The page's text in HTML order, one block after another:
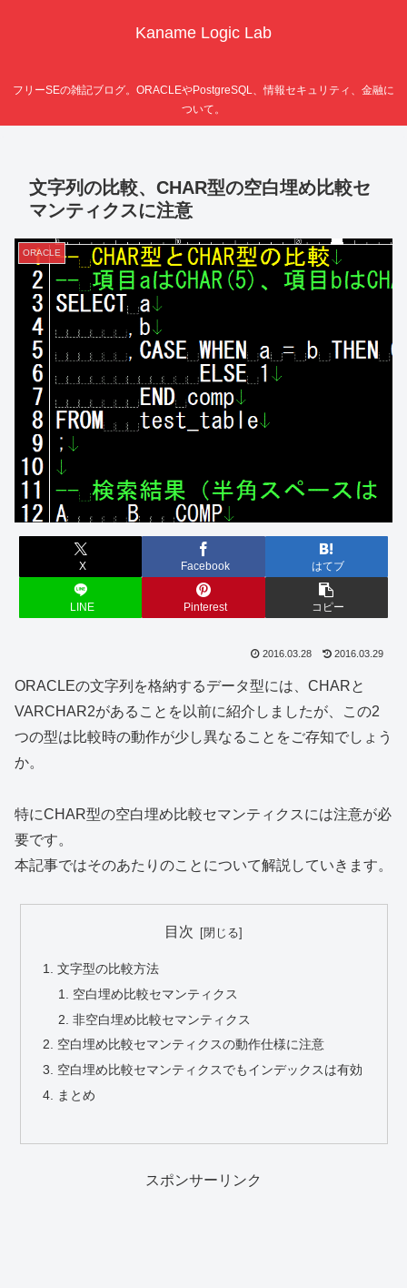
Kaname Logic Lab
フリーSEの雑記ブログ。ORACLEやPostgreSQL、情報セキュリティ、金融に
ついて。
文字列の比較、CHAR型の空白埋め比較セ
マンティクスに注意
ORACLE
X Facebook はてブ
LINE Pinterest コピー
2016.03.28 2016.03.29
ORACLEの文字列を格納するデータ型には、CHARと
VARCHAR2があることを以前に紹介しましたが、この2
つの型は比較時の動作が少し異なることをご存知でしょう
か。
特にCHAR型の空白埋め比較セマンティクスには注意が必
要です。
本記事ではそのあたりのことについて解説していきます。
目次
文字型の比較方法
空白埋め比較セマンティクス
非空白埋め比較セマンティクス
空白埋め比較セマンティクスの動作仕様に注意
空白埋め比較セマンティクスでもインデックスは有効
まとめ
スポンサーリンク